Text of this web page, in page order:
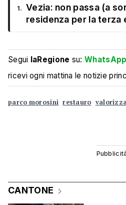
1. Vezia: non passa (a
residenza per la terza
Segui laRegione su:WhatsApp
ricevi ogni mattina le notizie
parco morosini restauro
CANTONE